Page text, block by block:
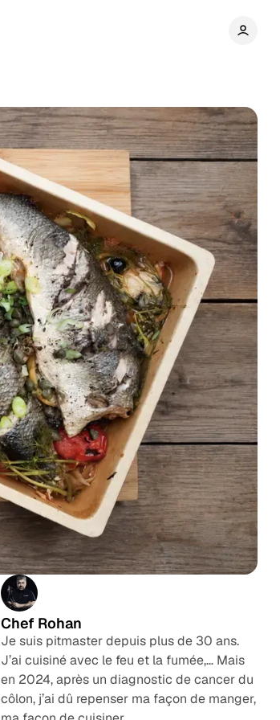
Partager
Chef Rohan
Je suis pitmaster depuis plus de 30 ans.
J’ai cuisiné avec le feu et la fumée,… Mais
en 2024, après un diagnostic de cancer du
côlon, j’ai dû repenser ma façon de manger,